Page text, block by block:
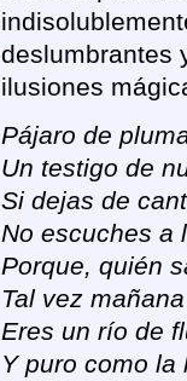
deslumbrantes
ilusiones
Pájaro de
Un testigo de
Si dejas de
No escuches a
Porque, quién
Tal vez
Eres un río de
Y puro como la